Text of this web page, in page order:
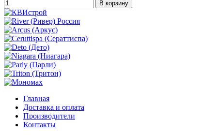
Главная
Доставка и оплата
Производители
Контакты